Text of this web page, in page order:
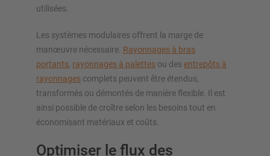
utilisées.
Les systèmes modulaires offrent la marge de
manœuvre nécessaire. Rayonnages à bras
portants, rayonnages à palettes ou des entrepôts à
rayonnages complets peuvent être étendus,
transformés ou démontés de manière flexible. Il est
ainsi possible de croître selon les besoins tout en
économisant matériaux et coûts.
Optimiser le flux des